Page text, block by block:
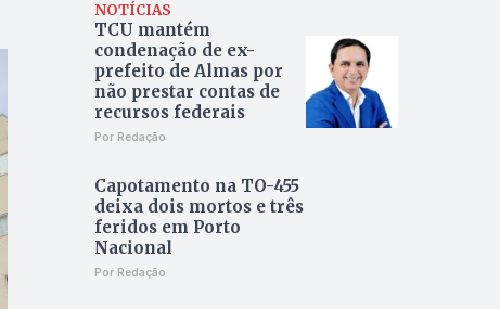
NOTÍCIAS
TCU mantém
condenação de ex-
prefeito de Almas por
não prestar contas de
recursos federais
Por Redação
Capotamento na TO-455
deixa dois mortos e três
feridos em Porto
Nacional
Por Redação